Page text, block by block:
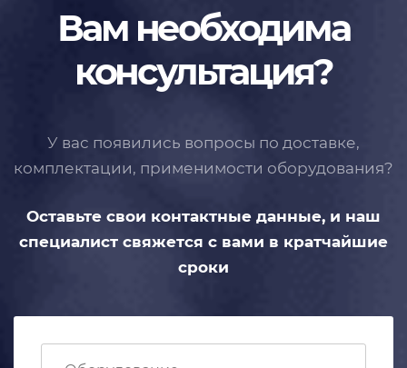
Вам необходима
консультация?
У вас появились вопросы по доставке,
комплектации, применимости оборудования?
Оставьте свои контактные данные, и наш
специалист свяжется с вами в кратчайшие
сроки